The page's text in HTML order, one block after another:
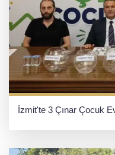
İzmit'te 3 Çınar Çocuk